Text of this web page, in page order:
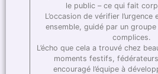
le public – ce qui fait
L’occasion de vérifier l’urgence
ensemble, guidé par un groupe
complices.
L’écho que cela a trouvé chez
moments festifs,
encouragé l’équipe à